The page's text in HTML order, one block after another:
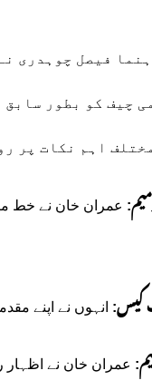
فیصل چوہدری
چیف کو بطور
اہم نکات پر
کیس: انہوں نے اپنے
عمران خان نے اظہار